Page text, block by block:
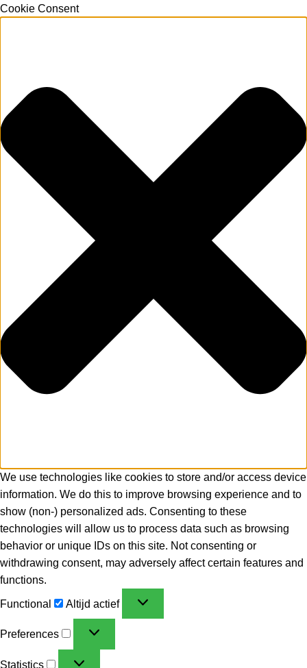
Cookie Consent
We use technologies like cookies to store and/or access device
information. We do this to improve browsing experience and to
show (non-) personalized ads. Consenting to these
technologies will allow us to process data such as browsing
behavior or unique IDs on this site. Not consenting or
withdrawing consent, may adversely affect certain features and
functions.
Functional Altijd actief
Preferences
Statistics